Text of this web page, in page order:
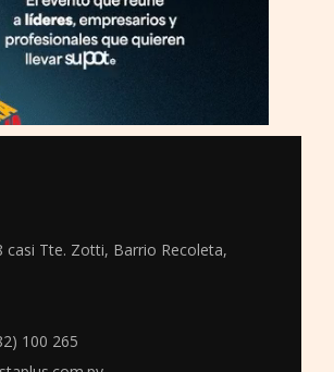
casi Tte. Zotti, Barrio Recoleta,
100 265